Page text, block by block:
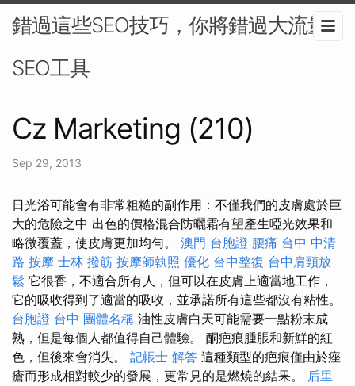
錯過這些SEO技巧，你將錯過大流量-
SEO工具
Cz Marketing (210)
Sep 29, 2013
日光浴可能會有非常粗糙的副作用：不僅我們的皮膚處於巨
大的危險之中 出色的價格混合防曬霜有望產生啞光效果和
略微覆蓋，使皮膚更加均勻。 澳門 台胞證 腰痛 台中 中清
路 按摩 士林 撥筋 按摩師執照 優化 台中整復 台中肩頸放
鬆 它很香，不適合所有人，但可以在皮膚上適當地工作，
它的吸收得到了適當的吸收，並承諾所有這些都沒有粘性。
台胞證 台中 團體名稱 油性皮膚白天可能需要一點粉末成
熟，但是每個人都值得自己體驗。 酮疤痕腫脹和新鮮的紅
色，但後來會消失。 記帳士 解答 這種類型的疤痕僅由於痤
瘡而形成相對較少的發展，更常見的是燃燒的​​結果。 后里